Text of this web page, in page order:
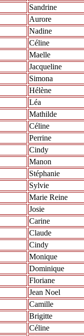
Sandrine
Aurore
Nadine
Céline
Maelle
Jacqueline
Simona
Hélène
Léa
Mathilde
Céline
Perrine
Cindy
Manon
Stéphanie
Sylvie
Marie Reine
Josie
Carine
Claude
Cindy
Monique
Dominique
Floriane
Jean Noel
Camille
Brigitte
Céline